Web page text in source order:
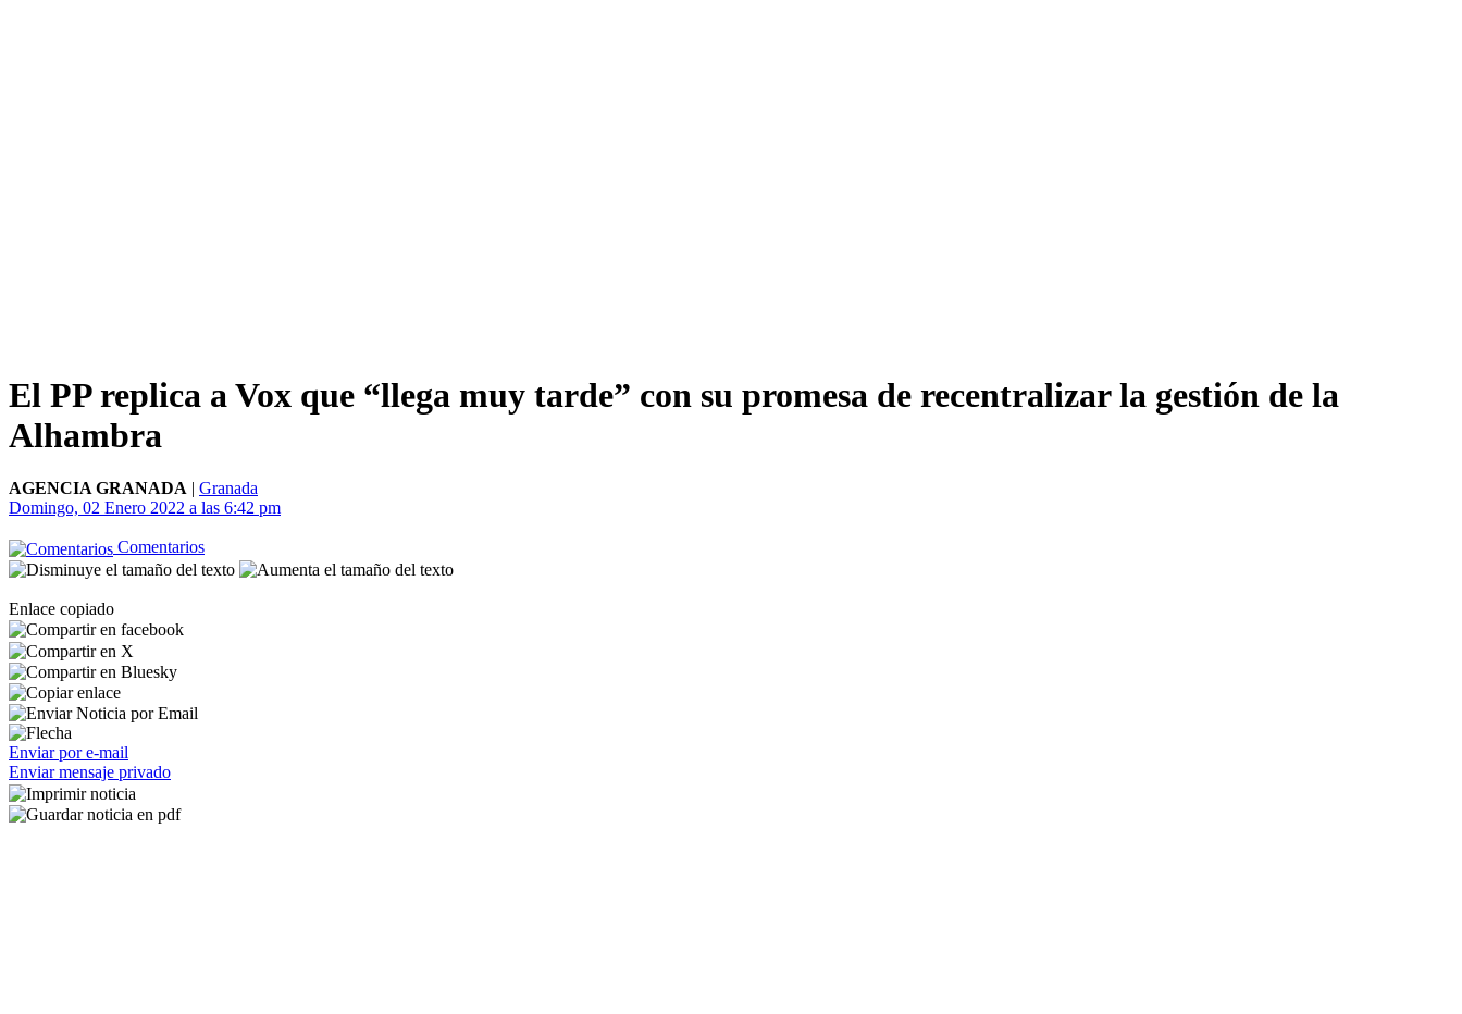
El PP replica a Vox que “llega muy tarde” con su promesa de recentralizar la gestión de la
Alhambra
AGENCIA GRANADA | Granada
Domingo, 02 Enero 2022 a las 6:42 pm
Comentarios
Enlace copiado
Enviar por e-mail
Enviar mensaje privado